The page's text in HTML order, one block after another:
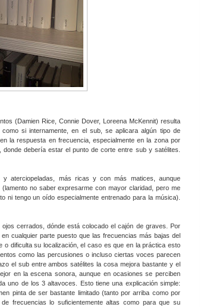
(Damien Rice, Connie Dover, Loreena McKennit) resulta
si internamente, en el sub, se aplicara algún tipo de
la respuesta en frecuencia, especialmente en la zona por
debería estar el punto de corte entre sub y satélites.
aterciopeladas, más ricas y con más matices, aunque
no saber expresarme con mayor claridad, pero me
ni tengo un oído especialmente entrenado para la música).
cerrados, dónde está colocado el cajón de graves. Por
cualquier parte puesto que las frecuencias más bajas del
o dificulta su localización, el caso es que en la práctica esto
como las percusiones o incluso ciertas voces parecen
el sub entre ambos satélites la cosa mejora bastante y el
en la escena sonora, aunque en ocasiones se perciben
uno de los 3 altavoces. Esto tiene una explicación simple:
pinta de ser bastante limitado (tanto por arriba como por
frecuencias lo suficientemente altas como para que su